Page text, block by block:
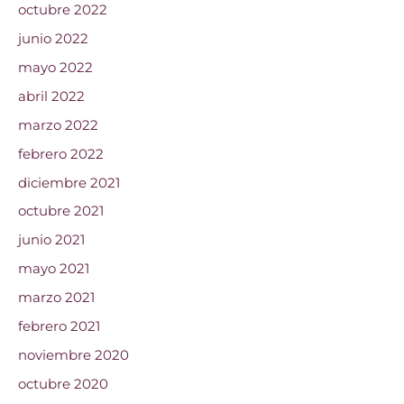
octubre 2022
junio 2022
mayo 2022
abril 2022
marzo 2022
febrero 2022
diciembre 2021
octubre 2021
junio 2021
mayo 2021
marzo 2021
febrero 2021
noviembre 2020
octubre 2020